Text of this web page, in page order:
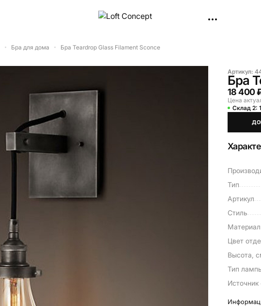
Бра для дома Бра Teardrop Glass Filament Sconce
Артикул:
Бра
18 400
Цена
Склад 2:
Тип
Артикул
Стиль
Цвет
Высота,
Тип
Источник